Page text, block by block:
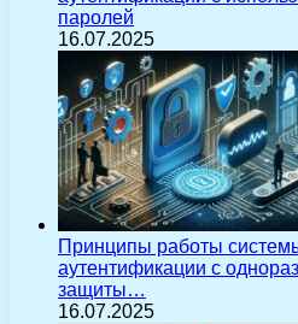
паролей
16.07.2025
Принципы работы
аутентификации с
защиты…
16.07.2025